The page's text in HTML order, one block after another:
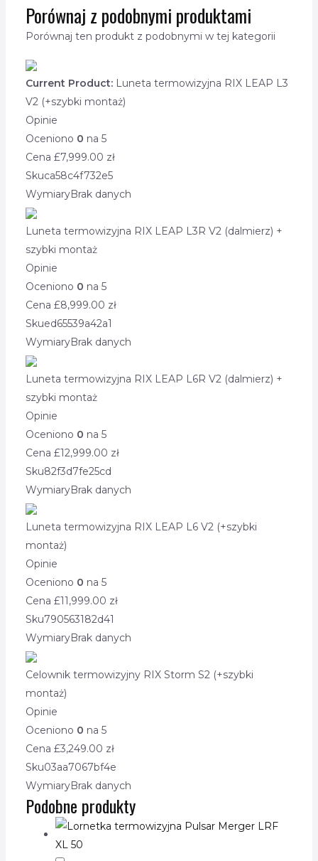
Porównaj z podobnymi produktami
Porównaj ten produkt z podobnymi w tej kategorii
Current Product: Luneta termowizyjna RIX LEAP L3
V2 (+szybki montaż)
Opinie
Oceniono 0 na 5
Cena £7,999.00 zł
Skuca58c4f732e5
WymiaryBrak danych
Luneta termowizyjna RIX LEAP L3R V2 (dalmierz) +
szybki montaż
Opinie
Oceniono 0 na 5
Cena £8,999.00 zł
Skued65539a42a1
WymiaryBrak danych
Luneta termowizyjna RIX LEAP L6R V2 (dalmierz) +
szybki montaż
Opinie
Oceniono 0 na 5
Cena £12,999.00 zł
Sku82f3d7fe25cd
WymiaryBrak danych
Luneta termowizyjna RIX LEAP L6 V2 (+szybki
montaż)
Opinie
Oceniono 0 na 5
Cena £11,999.00 zł
Sku790563182d41
WymiaryBrak danych
Celownik termowizyjny RIX Storm S2 (+szybki
montaż)
Opinie
Oceniono 0 na 5
Cena £3,249.00 zł
Sku03aa7067bf4e
WymiaryBrak danych
Podobne produkty